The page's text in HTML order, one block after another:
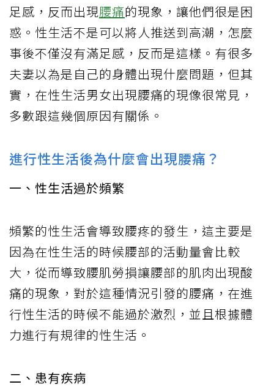
足感，反而出現腰痛的現象，讓他們很是困
惑。性生活不是可以將人推送到高潮，怎麼
事後不僅沒有滿足感，反而是這樣。有很多
夫妻以為是自己的身體出現什麼問題，但其
實，在性生活男女出現腰痛的現像很常見，
多數跟這幾個原因有關係。
進行性生活後為什麼會出現腰痛？
一、性生活過於頻繁
頻繁的性生活會導致腰疼的發生，這主要是
因為在性生活的時候腰部的活動量會比較
大，從而導致腰肌勞損讓腰部的肌肉出現酸
痛的現象，對於這種情況引發的腰痛，在進
行性生活的時候不能過於激烈，並且根據體
力進行有規律的性生活。
二、患有疾病